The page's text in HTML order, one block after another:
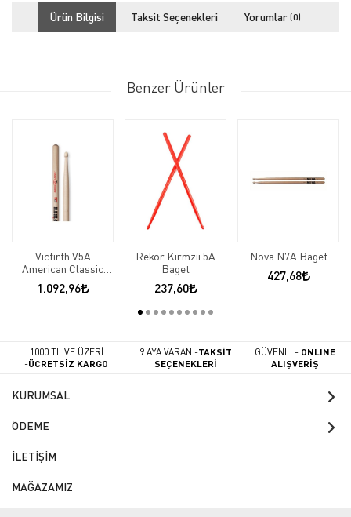
Ürün Bilgisi Taksit Seçenekleri Yorumlar (0)
Benzer Ürünler
Vicfırth V5A
American Classic
Baget
1.092,96
Rekor Kırmzıı 5A
Baget
237,60
Nova N7A Baget
427,68
1000 TL VE ÜZERİ
-ÜCRETSİZ KARGO
9 AYA VARAN -TAKSİT
SEÇENEKLERİ
GÜVENLİ - ONLINE
ALIŞVERİŞ
KURUMSAL
ÖDEME
İLETİŞİM
MAĞAZAMIZ